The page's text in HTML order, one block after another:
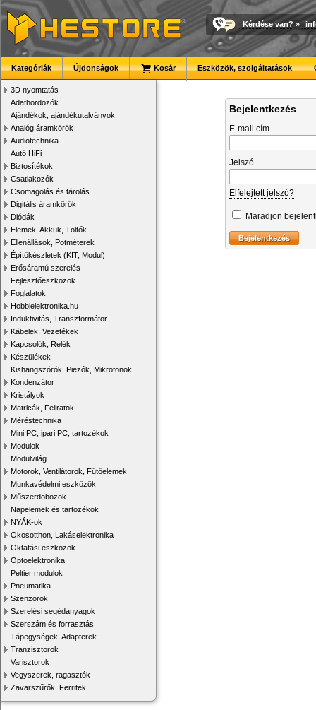
Kérdése van? »
Kategóriák Újdonságok Kosár Eszközök, szolgáltatások
3D nyomtatás
Adathordozók
Ajándékok, ajándékutalványok
Analóg áramkörök
Audiotechnika
Autó HiFi
Biztosítékok
Csatlakozók
Csomagolás és tárolás
Digitális áramkörök
Diódák
Elemek, Akkuk, Töltők
Ellenállások, Potméterek
Építőkészletek (KIT, Modul)
Erősáramú szerelés
Fejlesztőeszközök
Foglalatok
Hobbielektronika.hu
Induktivitás, Transzformátor
Kábelek, Vezetékek
Kapcsolók, Relék
Készülékek
Kishangszórók, Piezók, Mikrofonok
Kondenzátor
Kristályok
Matricák, Feliratok
Méréstechnika
Mini PC, ipari PC, tartozékok
Modulok
Modulvilág
Motorok, Ventilátorok, Fűtőelemek
Munkavédelmi eszközök
Műszerdobozok
Napelemek és tartozékok
NYÁK-ok
Okosotthon, Lakáselektronika
Oktatási eszközök
Optoelektronika
Peltier modulok
Pneumatika
Szenzorok
Szerelési segédanyagok
Szerszám és forrasztás
Tápegységek, Adapterek
Tranzisztorok
Varisztorok
Vegyszerek, ragasztók
Zavarszűrők, Ferritek
Bejelentkezés
E-mail cím
Jelszó
Elfelejtett jelszó?
Maradjon